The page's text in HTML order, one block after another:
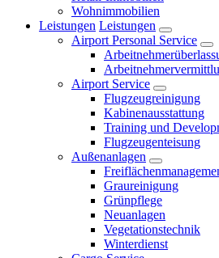
Wohnimmobilien
Leistungen Leistungen
Airport Personal Service
Airport Service
Flugzeugreinigung
Kabinenausstattung
Training und
Flugzeugenteisung
Außenanlagen
Graureinigung
Grünpflege
Neuanlagen
Vegetationstechnik
Winterdienst